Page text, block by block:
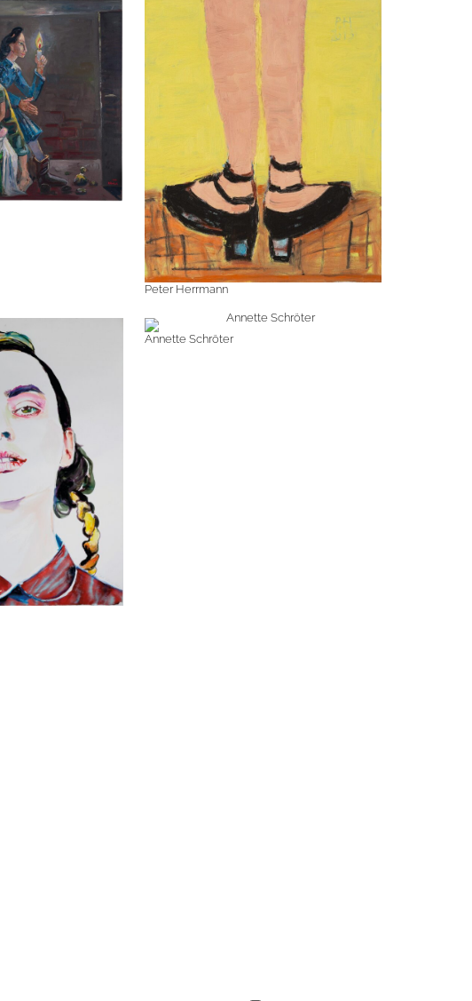
Peter Herrmann
Annette Schröter